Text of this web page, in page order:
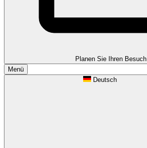
Planen Sie Ihren Besuch
Menü
Deutsch